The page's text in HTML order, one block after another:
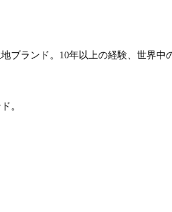
ランド。10年以上の経験、世界中
。